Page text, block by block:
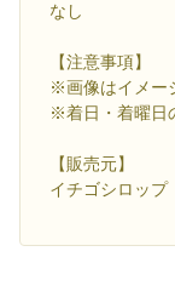
なし
【注意事項】
※画像はイメー
※着日・着曜日
【販売元】
イチゴシロップ